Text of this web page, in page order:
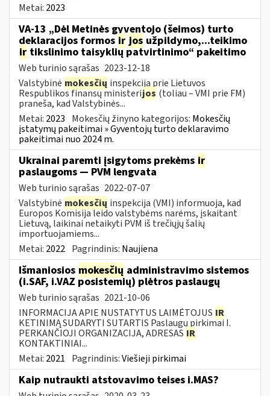
Metai: 2023
VA-13 „Dėl Metinės gyventojo (šeimos) turto
deklaracijos formos ir jos užpildymo,...teikimo
ir tikslinimo taisyklių patvirtinimo“ pakeitimo
Web turinio sąrašas 2023-12-18
Valstybinė mokesčių inspekcija prie Lietuvos
Respublikos finansų ministerijos (toliau – VMI prie FM)
praneša, kad Valstybinės...
Metai: 2023 Mokesčių žinyno kategorijos: Mokesčių
įstatymų pakeitimai » Gyventojų turto deklaravimo
pakeitimai nuo 2024 m.
Ukrainai paremti įsigytoms prekėms ir
paslaugoms — PVM lengvata
Web turinio sąrašas 2022-07-07
Valstybinė mokesčių inspekcija (VMI) informuoja, kad
Europos Komisija leido valstybėms narėms, įskaitant
Lietuvą, laikinai netaikyti PVM iš trečiųjų šalių
importuojamiems...
Metai: 2022 Pagrindinis: Naujiena
Išmaniosios mokesčių administravimo sistemos
(i.SAF, i.VAZ posistemių) plėtros paslaugų
Web turinio sąrašas 2021-10-06
INFORMACIJA APIE NUSTATYTUS LAIMĖTOJUS IR
KETINIMĄ SUDARYTI SUTARTIS Paslaugų pirkimai I.
PERKANČIOJI ORGANIZACIJA, ADRESAS IR
KONTAKTINIAI...
Metai: 2021 Pagrindinis:Viešieji pirkimai
Kaip nutraukti atstovavimo teises i.MAS?